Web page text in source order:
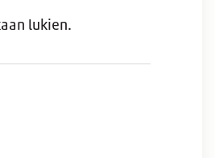
lukien.